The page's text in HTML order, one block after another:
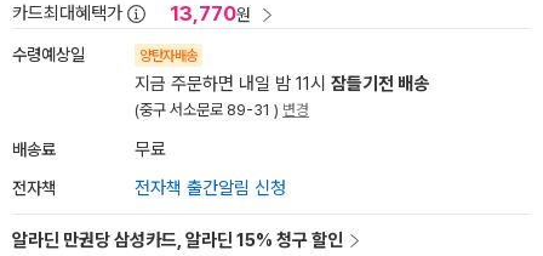
카드최대혜택가 13,770원
수령예상일 양탄자배송
지금 주문하면 내일 밤 11시 잠들기전 배송
(중구 서소문로 89-31 ) 변경
배송료 무료
전자책 전자책 출간알림 신청
알라딘 만권당 삼성카드, 알라딘 15% 청구 할인